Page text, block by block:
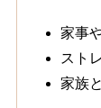
家事
スト
家族